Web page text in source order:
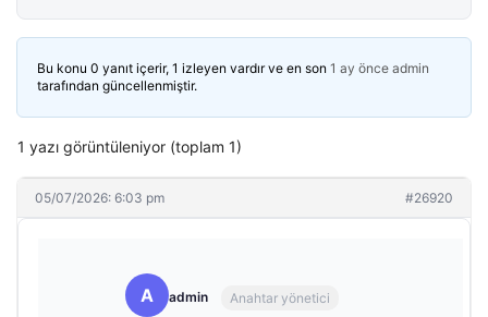
Bu konu 0 yanıt içerir, 1 izleyen vardır ve en son 1 ay önce admin
tarafından güncellenmiştir.
1 yazı görüntüleniyor (toplam 1)
05/07/2026: 6:03 pm #26920
A admin Anahtar yönetici